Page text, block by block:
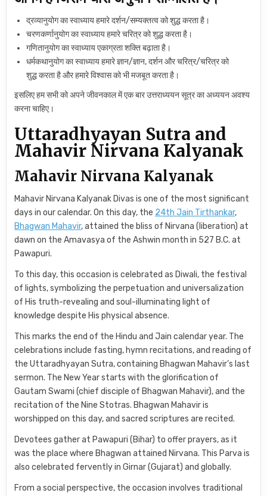
द्रव्यानुयोग का स्वाध्याय हमारे दर्शन/सम्यक्तत्व को शुद्ध करता है।
चरणकर्णानुयोग का स्वाध्याय हमारे चरित्र को शुद्ध करता है।
गणितानुयोग का स्वाध्याय एकाग्रता शक्ति बढ़ाता है।
धर्मकथानुयोग का स्वाध्याय हमारे ज्ञान/ज्ञान, दर्शन और चरित्र/चरित्र को
शुद्ध करता है और हमारे विश्वास को भी मजबूत करता है।
इसलिए हम सभी को अपने जीवनकाल में एक बार उत्तराध्ययन सूत्र का अध्ययन अवश्य
करना चाहिए।
Uttaradhyayan Sutra and
Mahavir Nirvana Kalyanak
Mahavir Nirvana Kalyanak
Mahavir Nirvana Kalyanak Divas is one of the most significant
days in our calendar. On this day, the 24th Jain Tirthankar,
Bhagwan Mahavir, attained the bliss of Nirvana (liberation) at
dawn on the Amavasya of the Ashwin month in 527 B.C. at
Pawapuri.
To this day, this occasion is celebrated as Diwali, the festival
of lights, symbolizing the perpetuation and universalization
of His truth-revealing and soul-illuminating light of
knowledge despite His physical absence.
This marks the end of the Hindu and Jain calendar year. The
celebrations include fasting, hymn recitations, and reading of
the Uttaradhyayan Sutra, containing Bhagwan Mahavir’s last
sermon. The New Year starts with the glorification of
Gautam Swami (chief disciple of Bhagwan Mahavir), and the
recitation of the Nine Stotras. Bhagwan Mahavir is
worshipped on this day, and sacred scriptures are recited.
Devotees gather at Pawapuri (Bihar) to offer prayers, as it
was the place where Bhagwan attained Nirvana. This Parva is
also celebrated fervently in Girnar (Gujarat) and globally.
From a social perspective, the occasion involves traditional